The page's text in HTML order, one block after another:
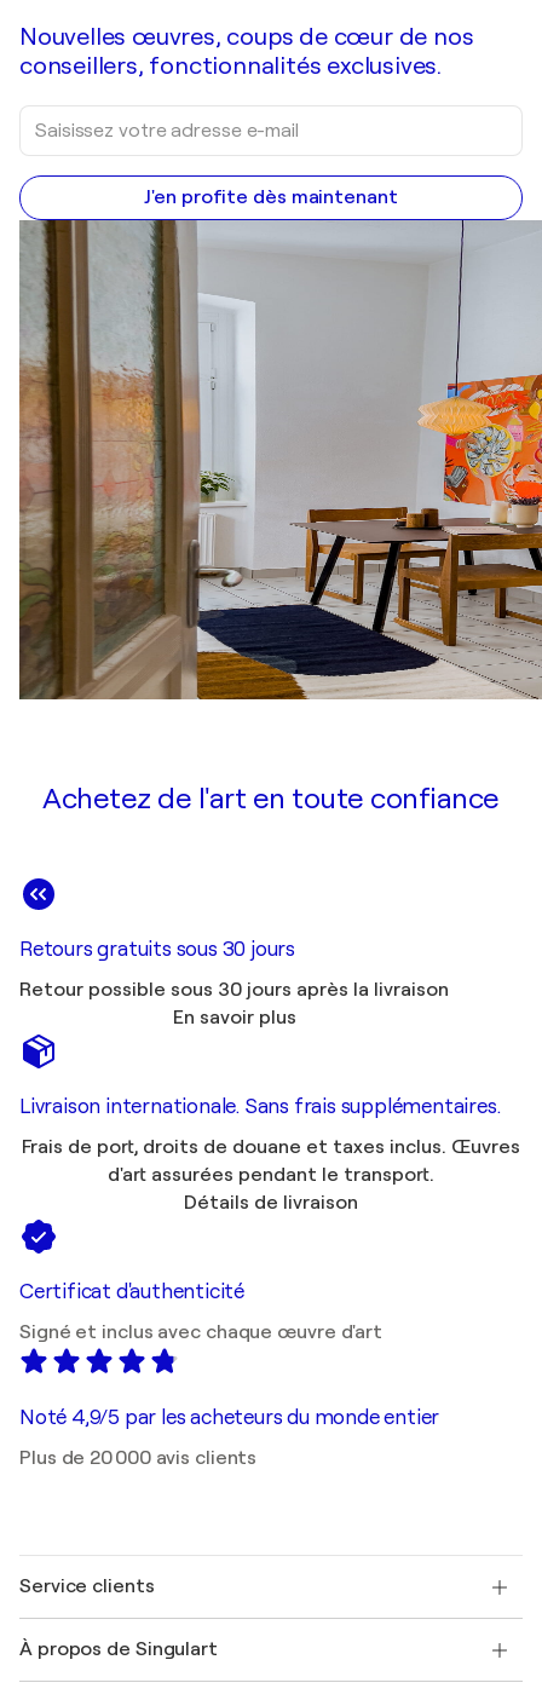
Nouvelles œuvres, coups de cœur de nos
conseillers, fonctionnalités exclusives.
J'en profite dès maintenant
Achetez de l'art en toute confiance
Retours gratuits sous 30 jours
Retour possible sous 30 jours après la livraison
En savoir plus
Livraison internationale. Sans frais supplémentaires.
Frais de port, droits de douane et taxes inclus. Œuvres
d'art assurées pendant le transport.
Détails de livraison
Certificat d'authenticité
Signé et inclus avec chaque œuvre d'art
Noté 4,9/5 par les acheteurs du monde entier
Plus de 20 000 avis clients
Service clients
Expédition
À propos de Singulart